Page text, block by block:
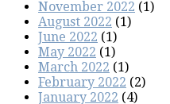
November 2022 (1)
August 2022 (1)
June 2022 (1)
May 2022 (1)
March 2022 (1)
February 2022 (2)
January 2022 (4)